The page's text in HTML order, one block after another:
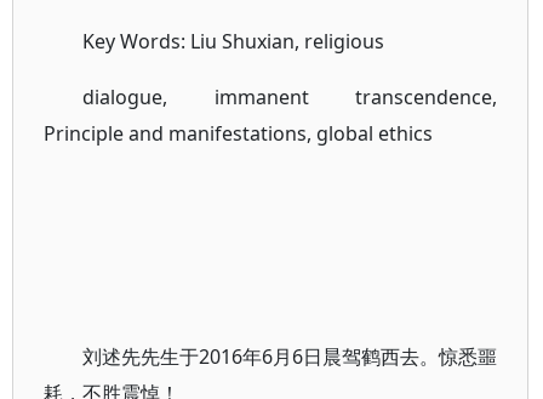
Key Words: Liu Shuxian, religious
dialogue, immanent transcendence,
Principle and manifestations, global ethics
刘述先先生于2016年6月6日晨驾鹤西去。惊悉噩
耗，不胜震悼！